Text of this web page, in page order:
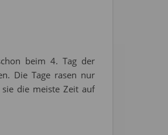
beim 4. Tag der
Die Tage rasen nur
die meiste Zeit auf